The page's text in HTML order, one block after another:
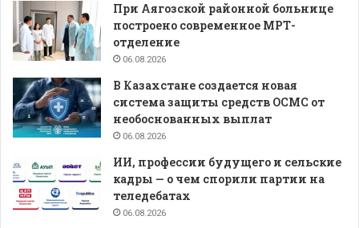
При Аягозской районной больнице
построено современное МРТ-
отделение
06.08.2026
В Казахстане создается новая
система защиты средств ОСМС от
необоснованных выплат
06.08.2026
ИИ, профессии будущего и сельские
кадры — о чем спорили партии на
теледебатах
06.08.2026